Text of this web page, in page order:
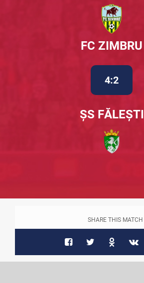
FC ZIMBRU
4:2
ȘS FĂLEȘTI
SHARE THIS MATCH